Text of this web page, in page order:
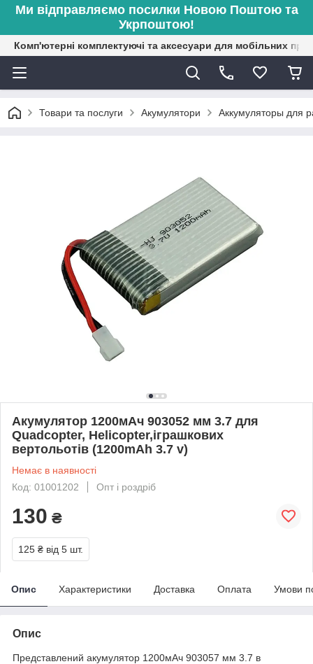
Ми відправляємо посилки Новою Поштою та
Укрпоштою!
Комп'ютерні комплектуючі та аксесуари для мобільних
Товари та послуги Акумулятори Аккумуляторы для
Акумулятор 1200мАч 903052 мм 3.7 для
Quadcopter, Helicopter,іграшкових
вертольотів (1200mAh 3.7 v)
Немає в наявності
Код: 01001202
Опт і роздріб
130 ₴
125 ₴ від 5 шт.
Опис Характеристики Доставка Оплата Умови
Опис
Представлений акумулятор 1200мАч 903057 мм 3.7 в